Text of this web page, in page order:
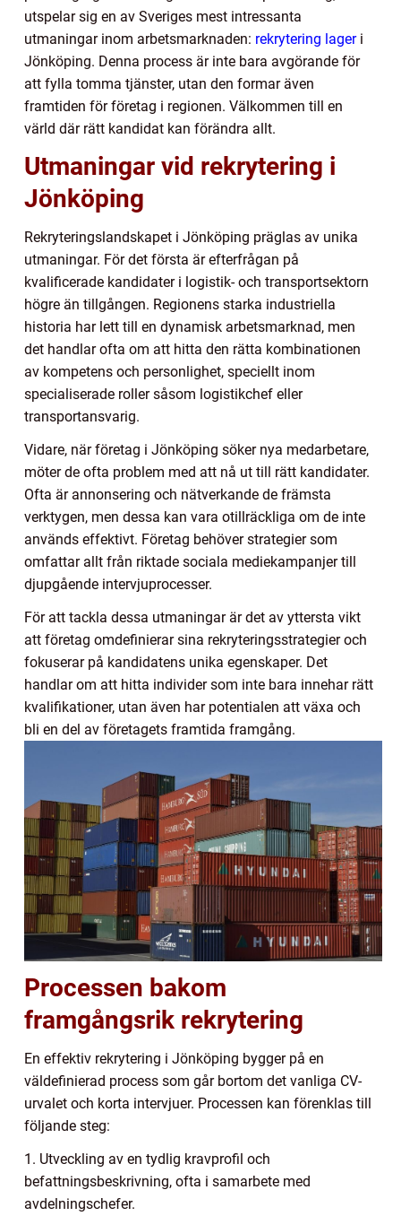
utspelar sig en av Sveriges mest intressanta
utmaningar inom arbetsmarknaden: rekrytering lageri
Jönköping. Denna process är inte bara avgörande för
att fylla tomma tjänster, utan den formar även
framtiden för företag i regionen. Välkommen till en
värld där rätt kandidat kan förändra allt.
Utmaningar vid rekrytering i
Jönköping
Rekryteringslandskapet i Jönköping präglas av unika
utmaningar. För det första är efterfrågan på
kvalificerade kandidater i logistik- och transportsektorn
högre än tillgången. Regionens starka industriella
historia har lett till en dynamisk arbetsmarknad, men
det handlar ofta om att hitta den rätta kombinationen
av kompetens och personlighet, speciellt inom
specialiserade roller såsom logistikchef eller
transportansvarig.
Vidare, när företag i Jönköping söker nya medarbetare,
möter de ofta problem med att nå ut till rätt kandidater.
Ofta är annonsering och nätverkande de främsta
verktygen, men dessa kan vara otillräckliga om de inte
används effektivt. Företag behöver strategier som
omfattar allt från riktade sociala mediekampanjer till
djupgående intervjuprocesser.
För att tackla dessa utmaningar är det av yttersta vikt
att företag omdefinierar sina rekryteringsstrategier och
fokuserar på kandidatens unika egenskaper. Det
handlar om att hitta individer som inte bara innehar rätt
kvalifikationer, utan även har potentialen att växa och
bli en del av företagets framtida framgång.
Processen bakom
framgångsrik rekrytering
En effektiv rekrytering i Jönköping bygger på en
väldefinierad process som går bortom det vanliga CV-
urvalet och korta intervjuer. Processen kan förenklas till
följande steg:
1. Utveckling av en tydlig kravprofil och
befattningsbeskrivning, ofta i samarbete med
avdelningschefer.